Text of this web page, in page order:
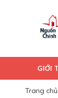
GIỚI
Trang chủ